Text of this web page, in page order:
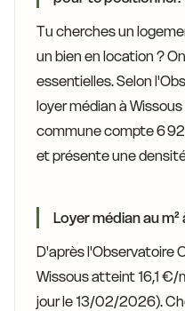
Tu cherches un
un bien en location ?
essentielles. Selon
loyer médian à
commune compte 6
et présente une
Loyer médian au m²
D'après l'Observatoire
Wissous atteint 16,1 €/
jour le 13/02/2026).